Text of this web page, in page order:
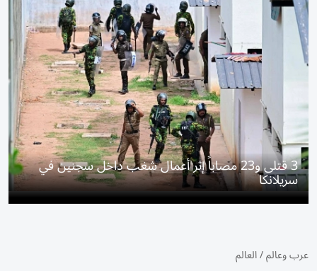
3 قتلى و23 مصاباً إثر أعمال شغب داخل سجنين في
سريلانكا
عرب وعالم/العالم